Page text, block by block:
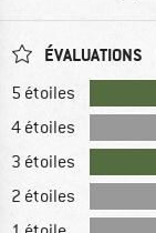
ÉVALUATIONS
5 étoiles
4 étoiles
3 étoiles
2 étoiles